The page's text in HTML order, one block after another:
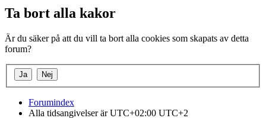
Ta bort alla kakor
Är du säker på att du vill ta bort alla cookies som skapats av detta
forum?
Forumindex
Alla tidsangivelser är UTC+02:00 UTC+2